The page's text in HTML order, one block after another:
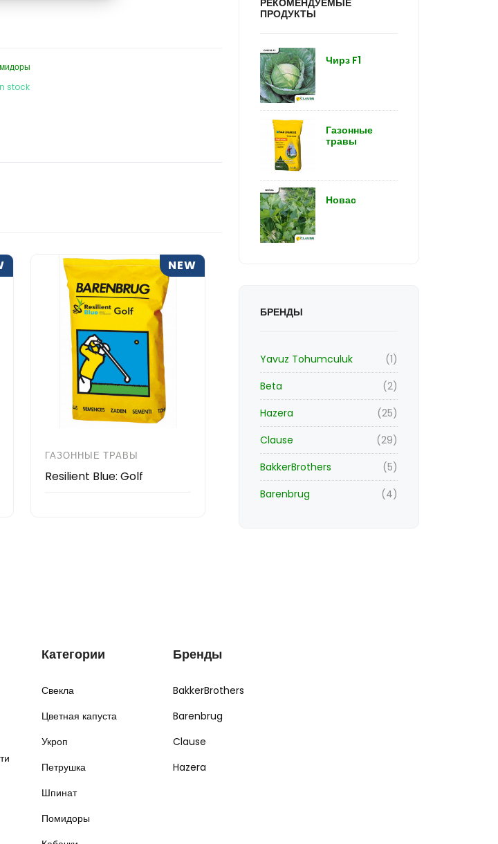
stock
NEW
ГАЗОННЫЕ ТРАВЫ
Resilient Blue: Golf
ПРОДУКТЫ
Чирз F1
Газонные
травы
Новас
БРЕНДЫ
Yavuz Tohumculuk
(1)
Beta
(2)
Hazera
(25)
Clause
(29)
BakkerBrothers
(5)
Barenbrug
(4)
Категории
Свекла
Цветная капуста
Укроп
Петрушка
Шпинат
Помидоры
Бренды
BakkerBrothers
Barenbrug
Clause
Hazera